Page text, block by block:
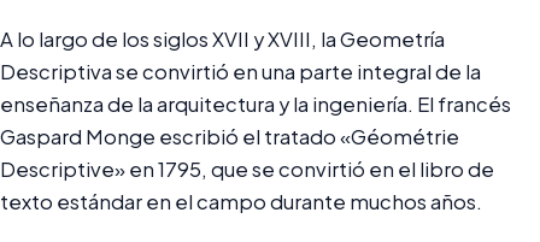
A lo largo de los siglos XVII y XVIII, la Geometría
Descriptiva se convirtió en una parte integral de la
enseñanza de la arquitectura y la ingeniería. El francés
Gaspard Monge escribió el tratado «Géométrie
Descriptive» en 1795, que se convirtió en el libro de
texto estándar en el campo durante muchos años.